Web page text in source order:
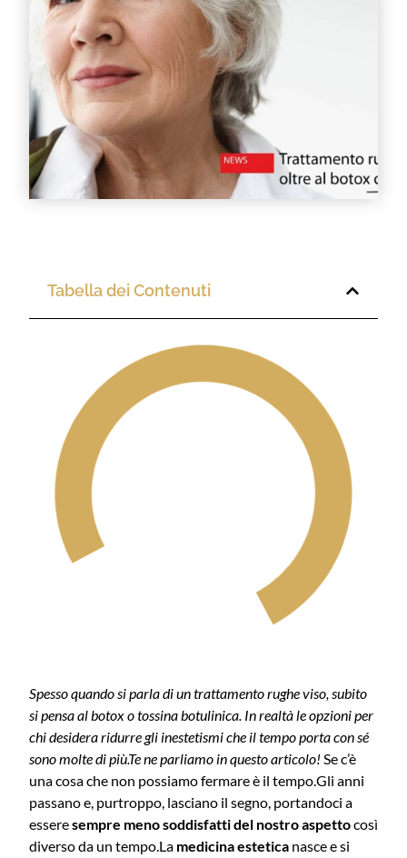
Tabella dei Contenuti
Spesso quando si parla di un trattamento rughe viso, subito
si pensa al botox o tossina botulinica. In realtà le opzioni per
chi desidera ridurre gli inestetismi che il tempo porta con sé
sono molte di più.Te ne parliamo in questo articolo! Se c’è
una cosa che non possiamo fermare è il tempo.Gli anni
passano e, purtroppo, lasciano il segno, portandoci a
esseresempre meno soddisfatti del nostro aspettocosì
diverso da un tempo.La medicina estetica nasce e si